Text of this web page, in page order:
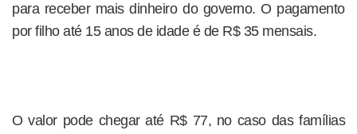
para receber mais dinheiro do governo. O pagamento
por filho até 15 anos de idade é de R$ 35 mensais.
O valor pode chegar até R$ 77, no caso das famílias